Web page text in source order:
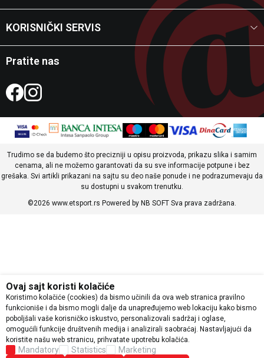
KORISNIČKI SERVIS
Pratite nas
Trudimo se da budemo što precizniji u opisu proizvoda, prikazu slika i samim
cenama, ali ne možemo garantovati da su sve informacije potpune i bez
grešaka. Svi artikli prikazani na sajtu su deo naše ponude i ne podrazumevaju da
su dostupni u svakom trenutku.
©2026 www.etsport.rs Powered by NB SOFT Sva prava zadržana.
Ovaj sajt koristi kolačiće
Koristimo kolačiće (cookies) da bismo učinili da ova web stranica pravilno
funkcioniše i da bismo mogli dalje da unapređujemo web lokaciju kako bismo
poboljšali vaše korisničko iskustvo, personalizovali sadržaj i oglase,
omogućili funkcije društvenih medija i analizirali saobraćaj. Nastavljajući da
koristite našu web stranicu, prihvatate upotrebu kolačića.
Mandatory Statistics Marketing